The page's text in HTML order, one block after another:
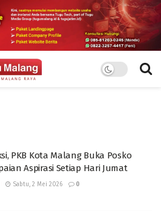
PKB Kota Malang Buka Posko
Aspirasi Setiap Hari Jumat
Sabtu, 2 Mei 2026 0